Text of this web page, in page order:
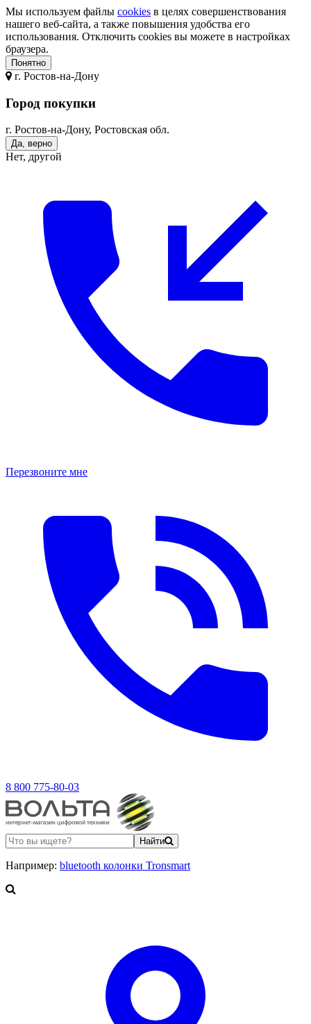
Мы используем файлы cookies в целях совершенствования
нашего веб-сайта, а также повышения удобства его
использования. Отключить cookies вы можете в настройках
браузера.
Понятно
г. Ростов-на-Дону
Город покупки
г. Ростов-на-Дону, Ростовская обл.
Да, верно
Нет, другой
Перезвоните мне
8 800 775-80-03
Найти
Например: bluetooth колонки Tronsmart